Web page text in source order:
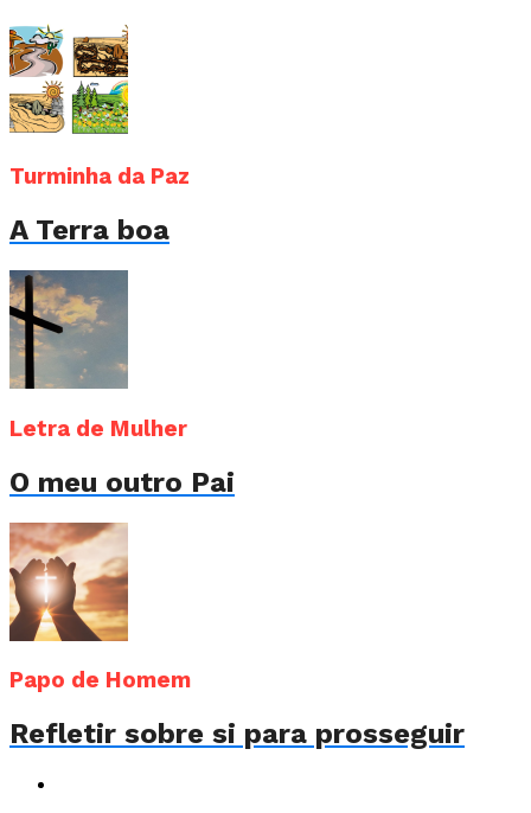
Turminha da Paz
A Terra boa
Letra de Mulher
O meu outro Pai
Papo de Homem
Refletir sobre si para prosseguir